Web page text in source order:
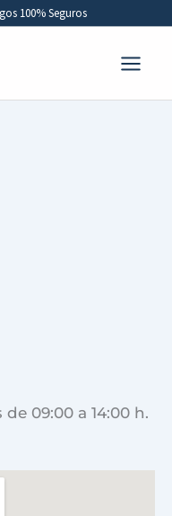
100% Seguros
09:00 a 14:00 h.